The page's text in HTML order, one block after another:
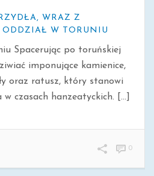
WRAZ Z
ODDZIAŁ W TORUNIU
Spacerując po toruńskiej
imponujące kamienice,
oraz ratusz, który stanowi
czasach hanzeatyckich. [...]
0